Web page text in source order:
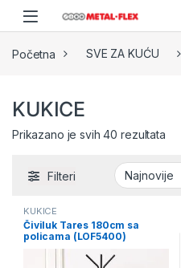
Skip to navigation
Skip to content
Početna SVE ZA KUĆU
KUKICE
Prikazano je svih 40 rezultata
Filteri
KUKICE
Čiviluk Tares 180cm sa
policama (LOF5400)